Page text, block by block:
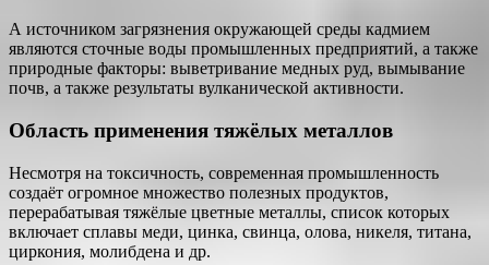
А источником загрязнения окружающей среды кадмием
являются сточные воды промышленных предприятий, а также
природные факторы: выветривание медных руд, вымывание
почв, а также результаты вулканической активности.
Область применения тяжёлых металлов
Несмотря на токсичность, современная промышленность
создаёт огромное множество полезных продуктов,
перерабатывая тяжёлые цветные металлы, список которых
включает сплавы меди, цинка, свинца, олова, никеля, титана,
циркония, молибдена и др.